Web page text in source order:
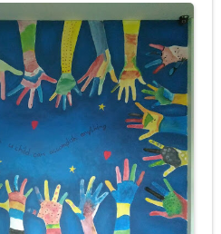
dan Grafiti yang Ternyata Berbeda
Mural Terbaik 2021
Cocok Untuk Rumah Minimalis
Kualitas Terbaik Se Indonesia
Harga Terbaru 2021
Lingkungan Untuk Medukasi